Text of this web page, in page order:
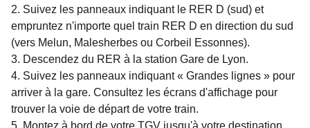
Suivez les panneaux indiquant le RER D (sud) et
empruntez n'importe quel train RER D en direction du sud
(vers Melun, Malesherbes ou Corbeil Essonnes).
Descendez du RER à la station Gare de Lyon.
Suivez les panneaux indiquant « Grandes lignes » pour
arriver à la gare. Consultez les écrans d'affichage pour
trouver la voie de départ de votre train.